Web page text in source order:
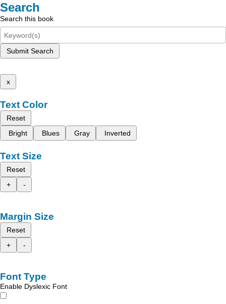
Search
Search this book
Submit Search
x
Text Color
Reset
Bright
Blues Gray Inverted
Text Size
Reset
+
-
Margin Size
Reset
+
-
Font Type
Enable Dyslexic Font